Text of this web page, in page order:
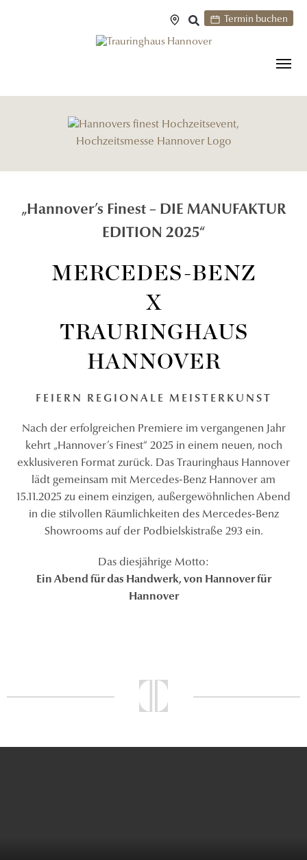
Termin buchen
„Hannover’s Finest – DIE MANUFAKTUR
EDITION 2025“
MERCEDES-BENZ
X
TRAURINGHAUS
HANNOVER
FEIERN REGIONALE MEISTERKUNST
Nach der erfolgreichen Premiere im vergangenen Jahr
kehrt „Hannover’s Finest“ 2025 in einem neuen, noch
exklusiveren Format zurück. Das Trauringhaus Hannover
lädt gemeinsam mit Mercedes-Benz Hannover am
15.11.2025 zu einem einzigen, außergewöhnlichen Abend
in die stilvollen Räumlichkeiten des Mercedes-Benz
Showrooms auf der Podbielskistraße 293 ein.
Das diesjährige Motto:
Ein Abend für das Handwerk, von Hannover für
Hannover